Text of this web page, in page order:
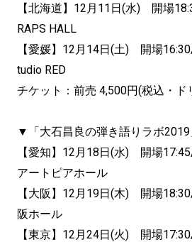
【北海道】12月11日(水) 開場
RAPS HALL
【愛媛】12月14日(土) 開場
tudio RED
チケット：前売 4,500円(税込・ド
▼「大石昌良の弾き語りラボ
【愛知】12月18日(水) 開場
アートピアホール
【大阪】12月19日(木) 開場
阪ホール
【東京】12月24日(火) 開場